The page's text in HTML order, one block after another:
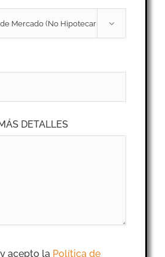

DETALLES
acepto la Política de